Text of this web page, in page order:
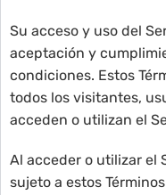
Su acceso y uso del
aceptación y
condiciones. Estos
todos los visitantes,
acceden o utilizan el
Al acceder o utilizar el
sujeto a estos